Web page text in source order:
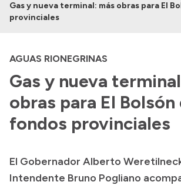
Institucional
Referentes de prensa
Archivo de noticias
Transparencia
Boletín Oficial
Gas y nueva terminal: más obras para El
provinciales
AGUAS RIONEGRINAS
Gas y nueva
obras para El Bolsón
fondos provinciales
El Gobernador Alberto
Intendente Bruno Pogliano